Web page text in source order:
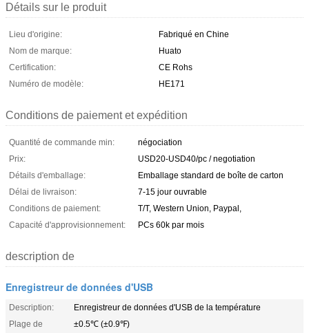
Détails sur le produit
Lieu d'origine:
Fabriqué en Chine
Nom de marque:
Huato
Certification:
CE Rohs
Numéro de modèle:
HE171
Conditions de paiement et expédition
Quantité de commande min:
négociation
Prix:
USD20-USD40/pc / negotiation
Détails d'emballage:
Emballage standard de boîte de carton
Délai de livraison:
7-15 jour ouvrable
Conditions de paiement:
T/T, Western Union, Paypal,
Capacité d'approvisionnement:
PCs 60k par mois
description de
Enregistreur de données d'USB
Description:
Enregistreur de données d'USB de la température
Plage de
±0.5℃ (±0.9℉)